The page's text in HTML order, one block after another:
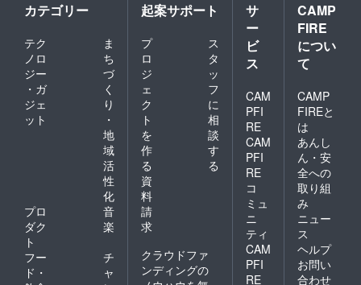
カテゴリー
テク
ノロ
ジー
・ガ
ジェ
ット
ま
ち
づ
く
り
・
地
域
活
性
化
プロ
ダク
ト
音
楽
フー
ド・
チ
ャ
起案サポート
プ
ロ
ジ
ェ
ク
ト
を
作
る
ス
タ
ッ
フ
に
相
談
す
る
資
料
請
求
クラウドファ
ンディングの
サ
ー
ビ
ス
CAM
PFI
RE
CAM
PFI
RE
コ
ミュ
ニ
ティ
CAM
PFI
RE
CAMP
FIRE
につい
て
CAMP
FIREと
は
あんし
ん・安
全への
取り組
み
ニュー
ス
ヘルプ
お問い
合わせ